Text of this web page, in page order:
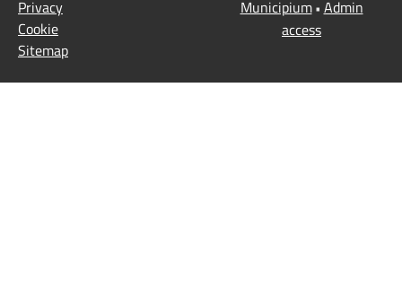
Privacy
Cookie
Sitemap
Municipium• Admin
access